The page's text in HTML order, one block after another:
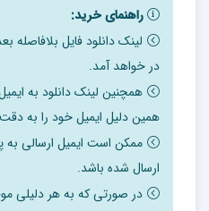
مسأله917-مستحب است در
پيش از آنكه بندنافش
گوش چپش اقامه بگويند.
مسأله918-اذان هيجده جمله است:
الله اكبر چهار مرتبه
اشهد ان لا اله الا الله دو
راهنمای خرید:
لینک دانلود فایل
در خواهد آمد.
همچنین لینک دانلود به
همین دلیل ایمیل خود را به دقت
ارسال شده باشد.
در صورتی که به هر دلیلی